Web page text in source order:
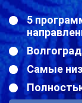
5
Самые